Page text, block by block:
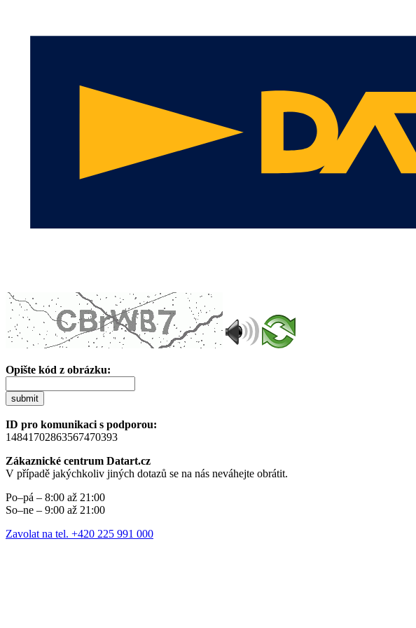
Opište kód z obrázku:
submit
ID pro komunikaci s podporou:
14841702863567470393
Zákaznické centrum Datart.cz
V případě jakýchkoliv jiných dotazů se na nás neváhejte obrátit.
Po–pá – 8:00 až 21:00
So–ne – 9:00 až 21:00
Zavolat na tel. +420 225 991 000